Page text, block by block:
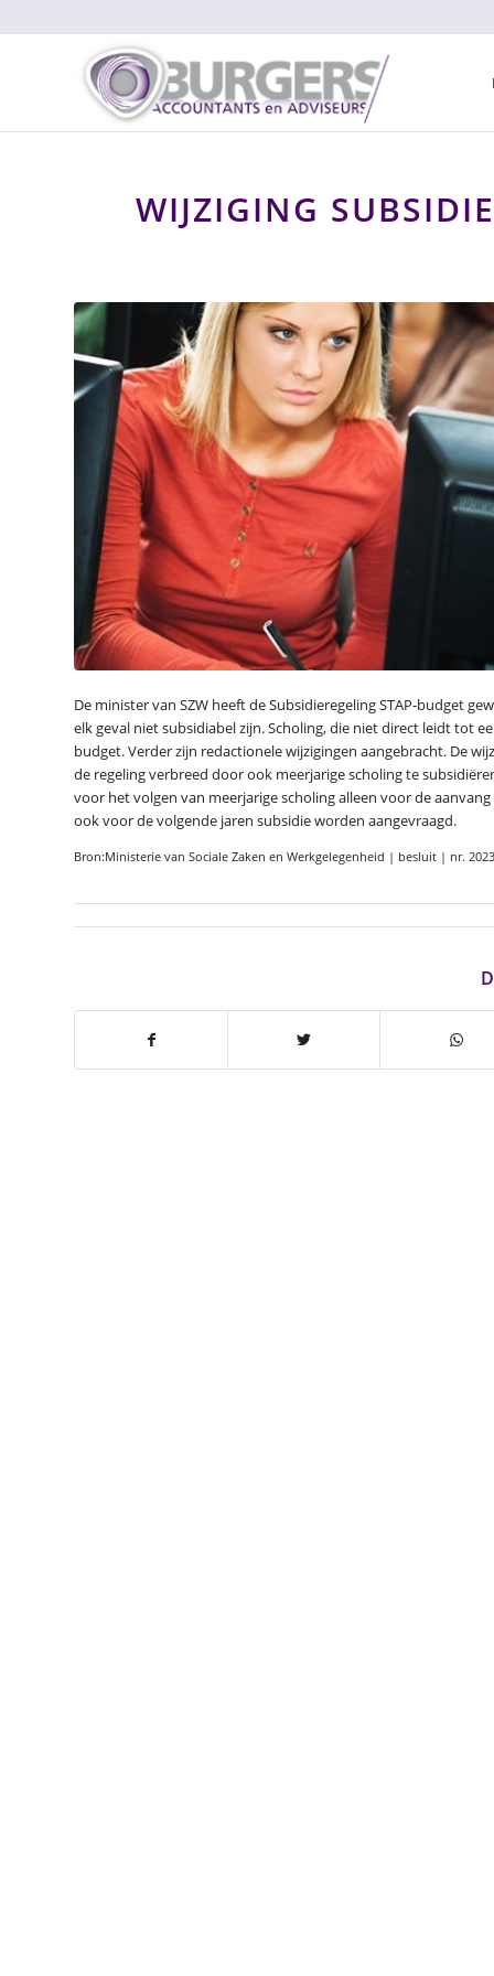
WIJZIGING
De minister van SZW heeft de Subsidieregeling STAP-budget
elk geval niet subsidiabel zijn. Scholing, die niet direct leidt tot
budget. Verder zijn redactionele wijzigingen aangebracht. De
de regeling verbreed door ook meerjarige scholing te
voor het volgen van meerjarige scholing alleen voor de
ook voor de volgende jaren subsidie worden aangevraagd.
Bron:Ministerie van Sociale Zaken en Werkgelegenheid | besluit | nr.